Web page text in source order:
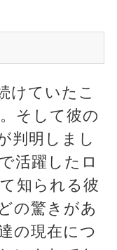
けていたこ
そして彼の
判明しまし
活躍したロ
知られる彼
の驚きがあ
の現在につ